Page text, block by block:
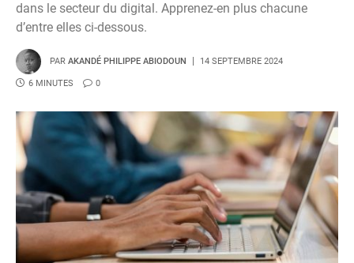
dans le secteur du digital. Apprenez-en plus chacune
d’entre elles ci-dessous.
PAR AKANDÉ PHILIPPE ABIODOUN 14 SEPTEMBRE 2024
6 MINUTES 0